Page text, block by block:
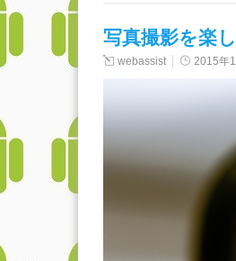
写真撮影を楽
webassist 2015年